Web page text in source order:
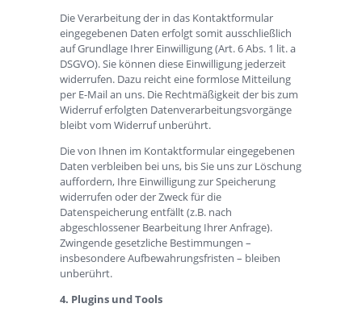
Die Verarbeitung der in das Kontaktformular
eingegebenen Daten erfolgt somit ausschließlich
auf Grundlage Ihrer Einwilligung (Art. 6 Abs. 1 lit. a
DSGVO). Sie können diese Einwilligung jederzeit
widerrufen. Dazu reicht eine formlose Mitteilung
per E-Mail an uns. Die Rechtmäßigkeit der bis zum
Widerruf erfolgten Datenverarbeitungsvorgänge
bleibt vom Widerruf unberührt.
Die von Ihnen im Kontaktformular eingegebenen
Daten verbleiben bei uns, bis Sie uns zur Löschung
auffordern, Ihre Einwilligung zur Speicherung
widerrufen oder der Zweck für die
Datenspeicherung entfällt (z.B. nach
abgeschlossener Bearbeitung Ihrer Anfrage).
Zwingende gesetzliche Bestimmungen –
insbesondere Aufbewahrungsfristen – bleiben
unberührt.
4. Plugins und Tools